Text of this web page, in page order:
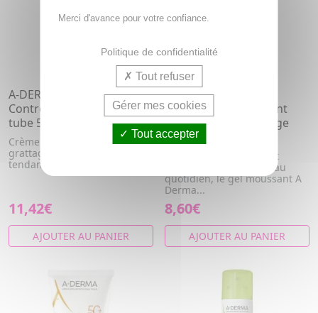
A-DERMA Exomega
Control - Crème émolliente
tube 50ml
Crème émolliente anti-
grattage. Peaux sèches à
tendances atopique.
11,42€
AJOUTER AU PANIER
A-DERMA Exomega
Control - gel moussant
émollient anti-grattage
flacon 200ml
Pour une peau douce et
parfaitement nettoyée au
quotidien, le gel moussant A
Derma...
8,60€
AJOUTER AU PANIER
Merci d'avance pour votre confiance.
Politique de confidentialité
Tout refuser
Gérer mes cookies
Tout accepter